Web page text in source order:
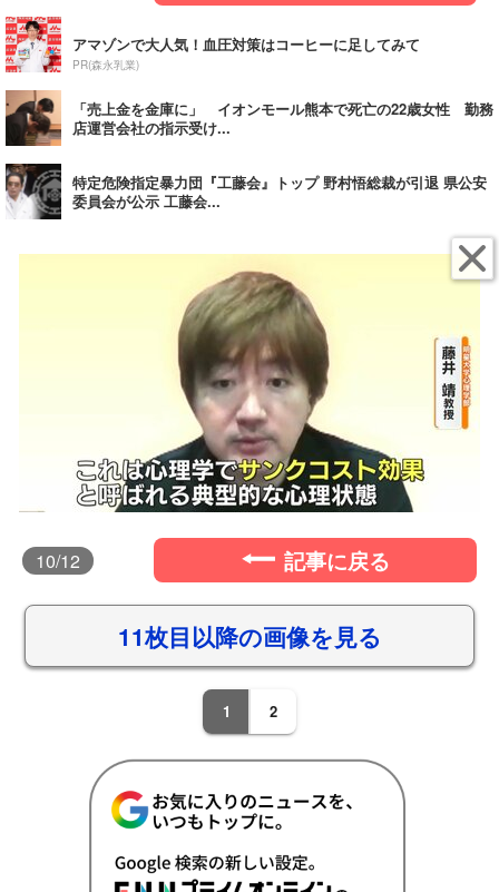
アマゾンで大人気！血圧対策はコーヒーに足してみて
PR(森永乳業)
「売上金を金庫に」 イオンモール熊本で死亡の22歳女性 勤務
店運営会社の指示受け...
特定危険指定暴力団『工藤会』トップ 野村悟総裁が引退 県公安
委員会が公示 工藤会...
10/12 記事に戻る
11枚目以降の画像を見る
1 2